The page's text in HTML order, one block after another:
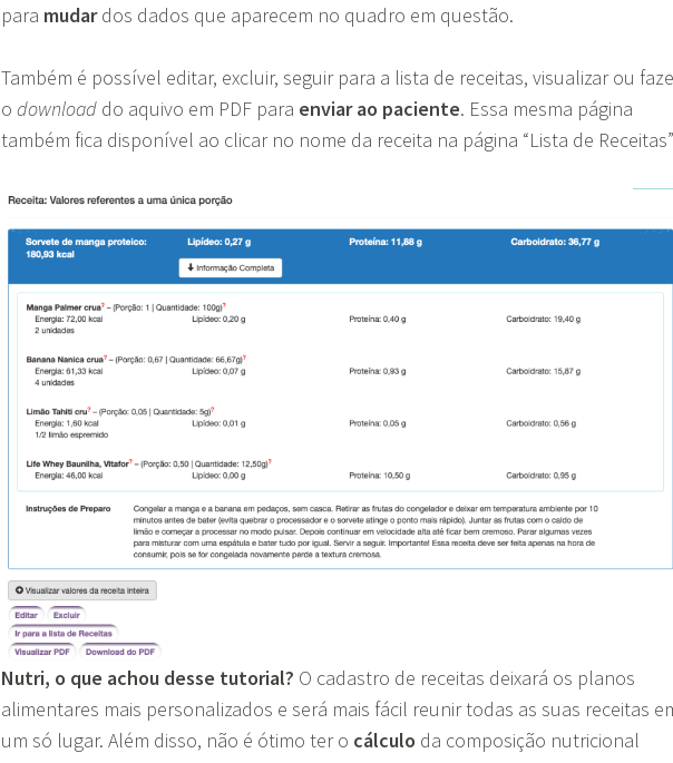
para mudardos dados que aparecem no quadro em questão.
Também é possível editar, excluir, seguir para a lista de receitas, visualizar ou
o download do aquivo em PDF para enviar ao paciente. Essa mesma página
também fica disponível ao clicar no nome da receita na página “Lista de
Nutri, o que achou desse tutorial? O cadastro de receitas deixará os planos
alimentares mais personalizados e será mais fácil reunir todas as suas receitas
um só lugar. Além disso, não é ótimo ter o cálculo da composição nutricional